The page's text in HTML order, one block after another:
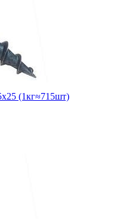
(1кг≈715шт)